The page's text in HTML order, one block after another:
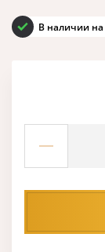
В наличии на